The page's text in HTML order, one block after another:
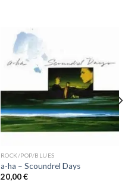
ROCK/POP/BLUES
a-ha ‎– Scoundrel Days
20,00€